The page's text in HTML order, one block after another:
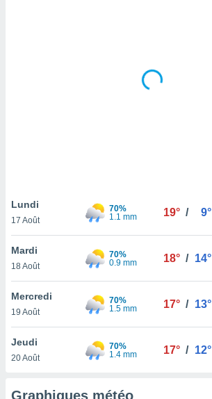
notre
que
et que
Lundi
17 Août
70%
1.1 mm
19° / 9°
Mardi
18 Août
70%
0.9 mm
18° / 14°
Mercredi
19 Août
70%
1.5 mm
17° / 13°
Jeudi
20 Août
70%
1.4 mm
17° / 12°
Graphiques météo